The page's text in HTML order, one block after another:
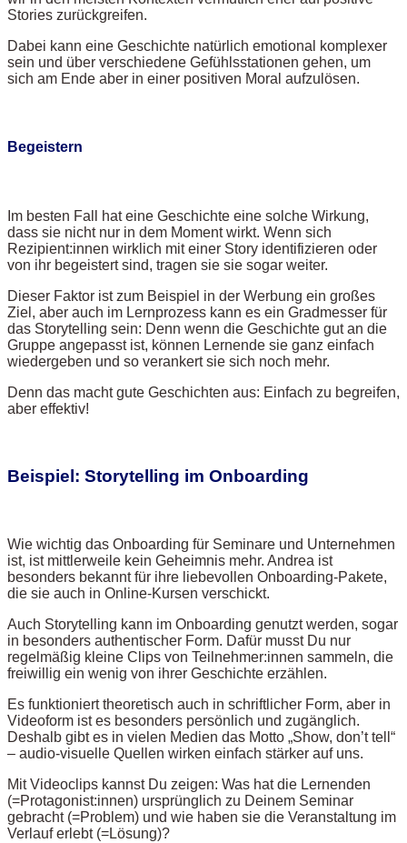
Stories zurückgreifen.
Dabei kann eine Geschichte natürlich emotional komplexer
sein und über verschiedene Gefühlsstationen gehen, um
sich am Ende aber in einer positiven Moral aufzulösen.
Begeistern
Im besten Fall hat eine Geschichte eine solche Wirkung,
dass sie nicht nur in dem Moment wirkt. Wenn sich
Rezipient:innen wirklich mit einer Story identifizieren oder
von ihr begeistert sind, tragen sie sie sogar weiter.
Dieser Faktor ist zum Beispiel in der Werbung ein großes
Ziel, aber auch im Lernprozess kann es ein Gradmesser für
das Storytelling sein: Denn wenn die Geschichte gut an die
Gruppe angepasst ist, können Lernende sie ganz einfach
wiedergeben und so verankert sie sich noch mehr.
Denn das macht gute Geschichten aus: Einfach zu begreifen,
aber effektiv!
Beispiel: Storytelling im Onboarding
Wie wichtig das Onboarding für Seminare und Unternehmen
ist, ist mittlerweile kein Geheimnis mehr. Andrea ist
besonders bekannt für ihre liebevollen Onboarding-Pakete,
die sie auch in Online-Kursen verschickt.
Auch Storytelling kann im Onboarding genutzt werden, sogar
in besonders authentischer Form. Dafür musst Du nur
regelmäßig kleine Clips von Teilnehmer:innen sammeln, die
freiwillig ein wenig von ihrer Geschichte erzählen.
Es funktioniert theoretisch auch in schriftlicher Form, aber in
Videoform ist es besonders persönlich und zugänglich.
Deshalb gibt es in vielen Medien das Motto „Show, don’t tell“
– audio-visuelle Quellen wirken einfach stärker auf uns.
Mit Videoclips kannst Du zeigen: Was hat die Lernenden
(=Protagonist:innen) ursprünglich zu Deinem Seminar
gebracht (=Problem) und wie haben sie die Veranstaltung im
Verlauf erlebt (=Lösung)?